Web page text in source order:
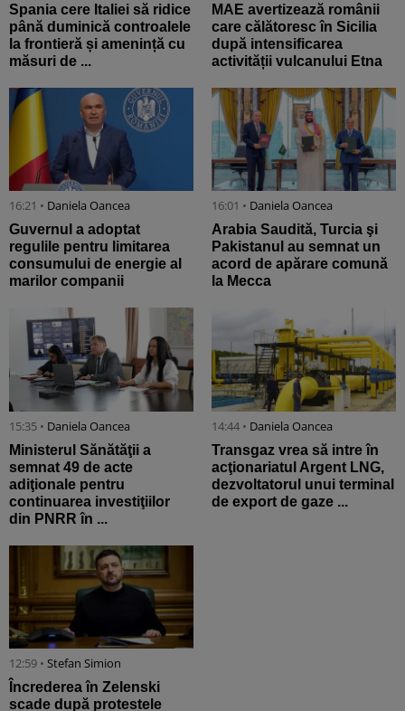
Spania cere Italiei să ridice
până duminică controalele
la frontieră și amenință cu
măsuri de ...
MAE avertizează românii
care călătoresc în Sicilia
după intensificarea
activității vulcanului Etna
16:21 • Daniela Oancea
Guvernul a adoptat
regulile pentru limitarea
consumului de energie al
marilor companii
16:01 • Daniela Oancea
Arabia Saudită, Turcia şi
Pakistanul au semnat un
acord de apărare comună
la Mecca
15:35 • Daniela Oancea
Ministerul Sănătăţii a
semnat 49 de acte
adiţionale pentru
continuarea investiţiilor
din PNRR în ...
14:44 • Daniela Oancea
Transgaz vrea să intre în
acţionariatul Argent LNG,
dezvoltatorul unui terminal
de export de gaze ...
12:59 • Stefan Simion
Încrederea în Zelenski
scade după protestele